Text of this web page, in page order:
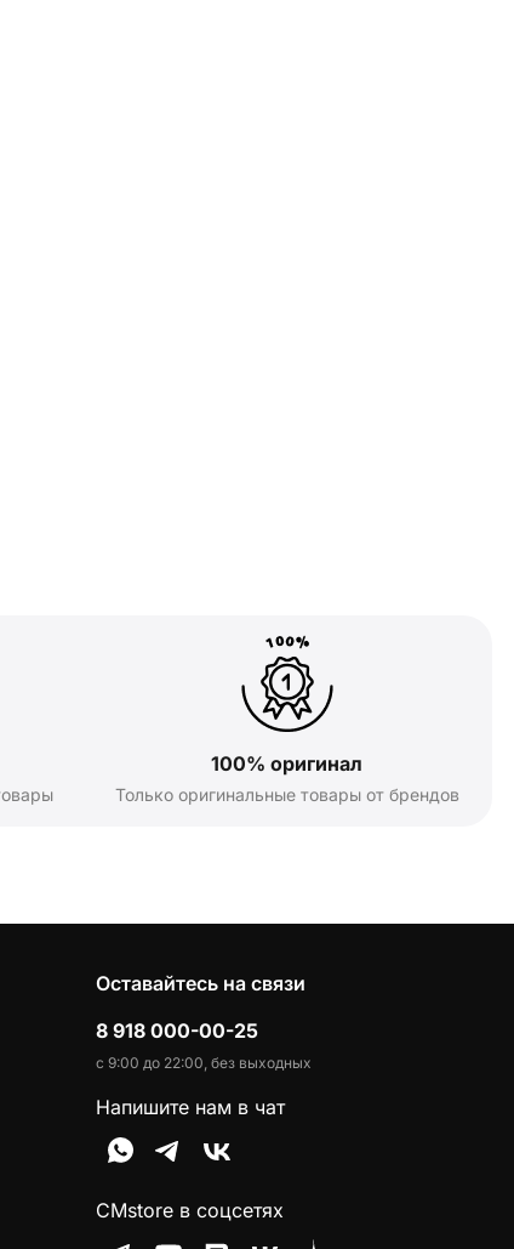
100% оригинал
Только оригинальные товары от брендов
Оставайтесь на связи
8 918 000-00-25
с 9:00 до 22:00, без выходных
Напишите нам в чат
CMstore в соцсетях